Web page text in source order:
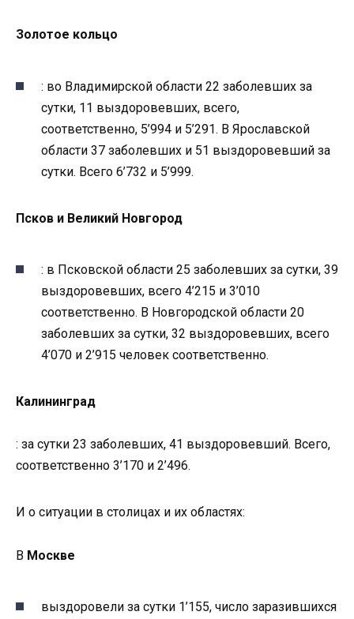
Золотое кольцо
: во Владимирской области 22 заболевших за
сутки, 11 выздоровевших, всего,
соответственно, 5’994 и 5’291. В Ярославской
области 37 заболевших и 51 выздоровевший за
сутки. Всего 6’732 и 5’999.
Псков и Великий Новгород
: в Псковской области 25 заболевших за сутки, 39
выздоровевших, всего 4’215 и 3’010
соответственно. В Новгородской области 20
заболевших за сутки, 32 выздоровевших, всего
4’070 и 2’915 человек соответственно.
Калининград
: за сутки 23 заболевших, 41 выздоровевший. Всего,
соответственно 3’170 и 2’496.
И о ситуации в столицах и их областях:
В Москве
выздоровели за сутки 1’155, число заразившихся